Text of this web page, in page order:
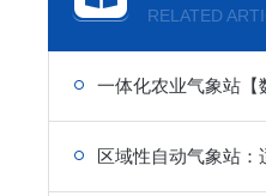
RELATED
一体化农业气象站【